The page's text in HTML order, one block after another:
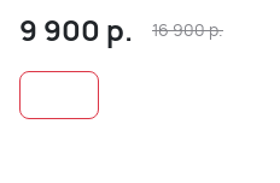
9 900 р. 16 900р.